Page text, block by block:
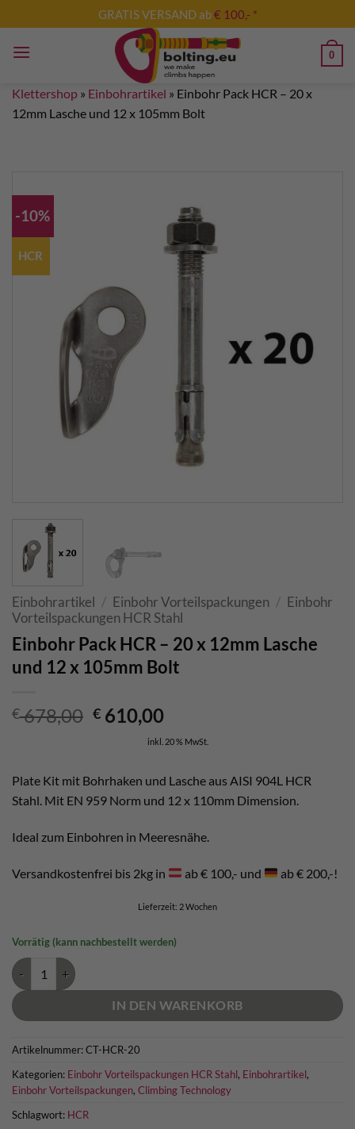
Inhalt
springen
GRATIS VERSAND ab€ 100,- *
0
Klettershop » Einbohrartikel » Einbohr Pack HCR – 20 x
12mm Lasche und 12 x 105mm Bolt
-10%
HCR
Einbohrartikel / Einbohr Vorteilspackungen / Einbohr
Vorteilspackungen HCR Stahl
Einbohr Pack HCR – 20 x 12mm Lasche
und 12 x 105mm Bolt
€678,00 Ursprünglicher
€ 678,00
€ 610,00Aktueller
Preis
ist:
€ 610,00.
inkl. 20 % MwSt.
Plate Kit mit Bohrhaken und Lasche aus AISI 904L HCR
Stahl. Mit EN 959 Norm und 12 x 110mm Dimension.
Ideal zum Einbohren in Meeresnähe.
Versandkostenfrei bis 2kg in ab € 100,- und ab € 200,-!
Lieferzeit: 2 Wochen
Vorrätig (kann nachbestellt werden)
Einbohr Pack HCR - 20 x 12mm Lasche und 12 x 105mm Bolt Menge
IN DEN WARENKORB
Artikelnummer:CT-HCR-20
Kategorien: Einbohr Vorteilspackungen HCR Stahl, Einbohrartikel,
Einbohr Vorteilspackungen, Climbing Technology
Schlagwort: HCR